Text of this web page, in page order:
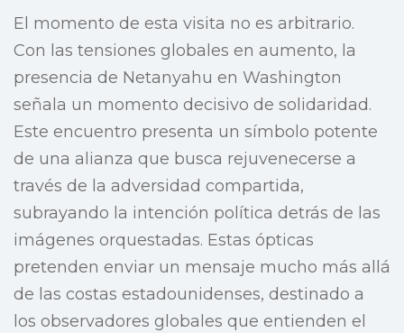
El momento de esta visita no es arbitrario.
Con las tensiones globales en aumento, la
presencia de Netanyahu en Washington
señala un momento decisivo de solidaridad.
Este encuentro presenta un símbolo potente
de una alianza que busca rejuvenecerse a
través de la adversidad compartida,
subrayando la intención política detrás de las
imágenes orquestadas. Estas ópticas
pretenden enviar un mensaje mucho más allá
de las costas estadounidenses, destinado a
los observadores globales que entienden el